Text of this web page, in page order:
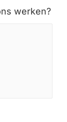
werken?